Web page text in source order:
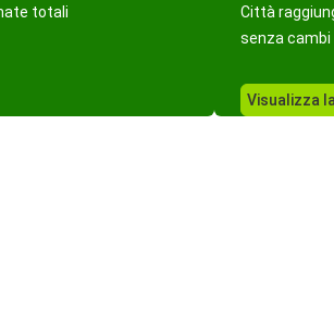
totali
Città
senza cambi
Visualizza